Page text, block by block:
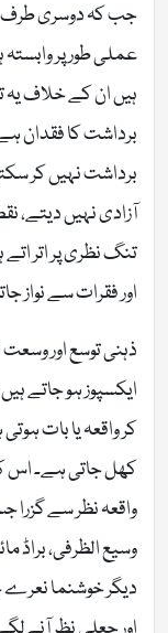
جب کہ دوسری طرف
عملی طور پر وابستہ
ہیں ان کے خلاف
برداشت کا فقدان
برداشت نہیں کر
آزادی نہیں دیتے،
تنگ نظری پر اتر
اور فقرات سے نواز
ذہنی توسع اور
ایکسپوز ہو جاتے
کر واقعہ یا بات
کھل جاتی ہے۔ اس
واقعہ نظر سے گزرا
وسیع الظرفی،
دیگر خوشنما